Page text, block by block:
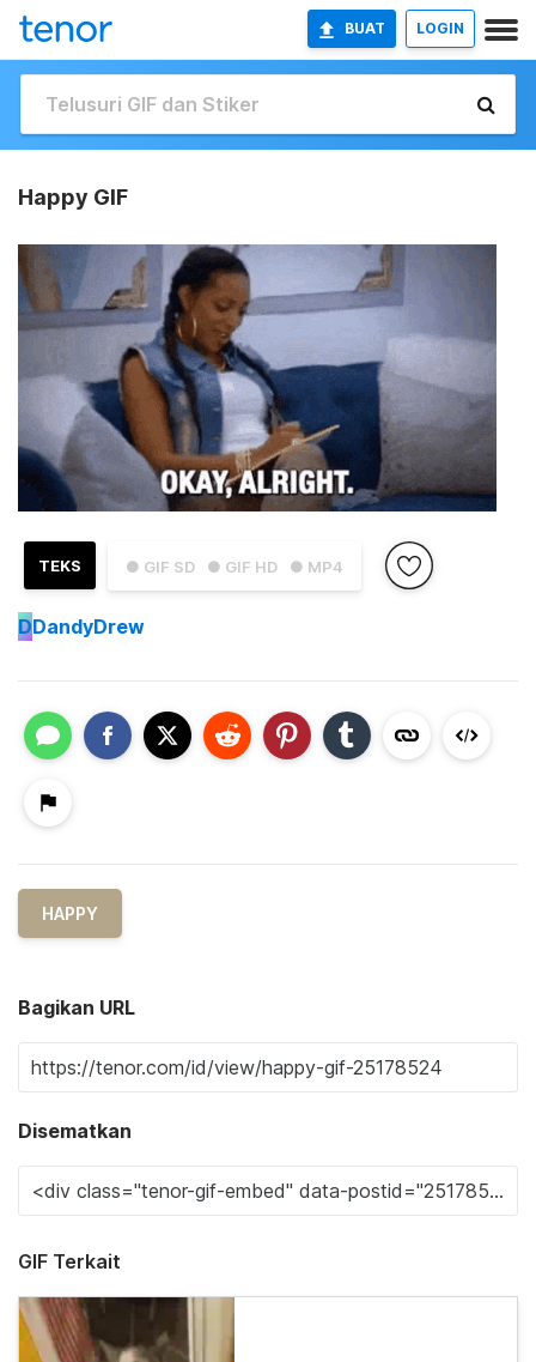
BUAT LOGIN
Happy GIF
● GIF SD ● GIF HD ● MP4
TEKS
DDandyDrew
HAPPY
Bagikan URL
Disematkan
GIF Terkait